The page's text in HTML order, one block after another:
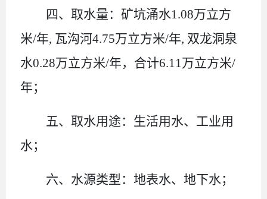
四、取水量：矿坑涌水1.08万立方
米/年, 瓦沟河4.75万立方米/年, 双龙洞泉
水0.28万立方米/年，合计6.11万立方米/
年；
五、取水用途：生活用水、工业用
水；
六、水源类型：地表水、地下水；